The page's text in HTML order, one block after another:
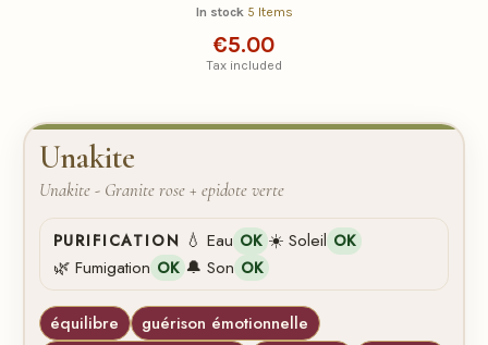
In stock 5 Items
€5.00
Tax included
Unakite
Unakite - Granite rose + epidote verte
PURIFICATION 💧 Eau OK ☀️ Soleil OK
🌿 Fumigation OK 🔔 Son OK
équilibre
guérison émotionnelle